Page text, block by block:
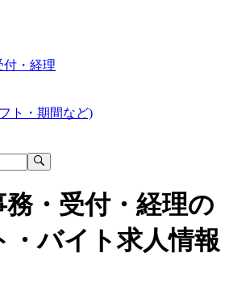
付・経理
ト・期間など)
・受付・経理の
・バイト求人情報